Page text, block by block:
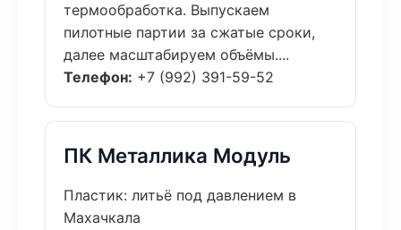
термообработка. Выпускаем
пилотные партии за сжатые сроки,
далее масштабируем объёмы....
Телефон: +7 (992) 391-59-52
ПК Металлика Модуль
Пластик: литьё под давлением в
Махачкала